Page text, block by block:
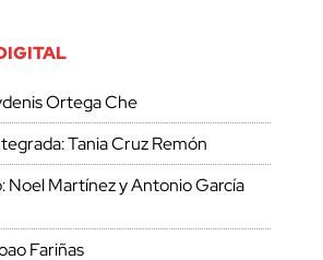
Ortega Che
Tania Cruz Remón
Noel Martínez y Antonio García
Fariñas